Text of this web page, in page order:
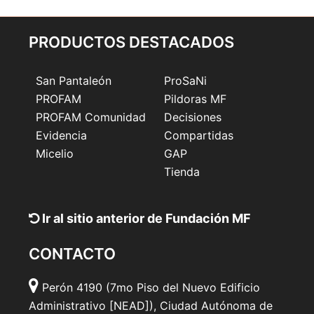
PRODUCTOS DESTACADOS
San Pantaleón
PROFAM
PROFAM Comunidad
Evidencia
Micelio
ProSaNi
Pildoras MF
Decisiones
Compartidas
GAP
Tienda
Ir al sitio anterior de Fundación MF
CONTACTO
Perón 4190 (7mo Piso del Nuevo Edificio
Administrativo [NEAD]), Ciudad Autónoma de